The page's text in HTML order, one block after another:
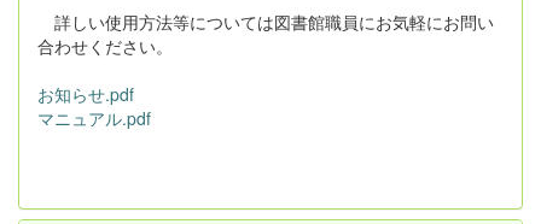
詳しい使用方法等については図書館職員にお気軽にお問い
合わせください。
お知らせ.pdf
マニュアル.pdf